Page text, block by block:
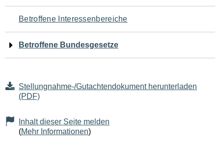
für
den
Seiteninhalt
Betroffene Interessenbereiche
Betroffene Bundesgesetze
Stellungnahme-/Gutachtendokument herunterladen
(PDF)
Inhalt dieser Seite melden
(Mehr Informationen)